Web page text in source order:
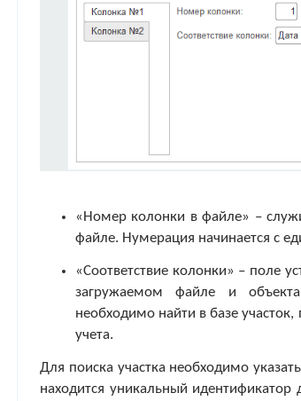
«Номер колонки в файле» –
файле. Нумерация начинается с
«Соответствие колонки» – поле
загружаемом файле и
необходимо найти в базе
учета.
Для поиска участка необходимо
находится уникальный идентификатор